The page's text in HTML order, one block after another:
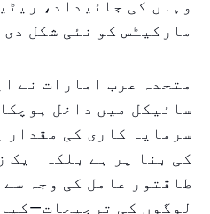
وہاں کی جائیداد،
مارکیٹس کو نئی شکل دی
متحدہ عرب امارات نے
سائیکل میں داخل
سرمایہ کاری کی مقدار
کی بنا پر ہے بلکہ ایک
طاقتور عامل کی وجہ سے
لوگوں کی